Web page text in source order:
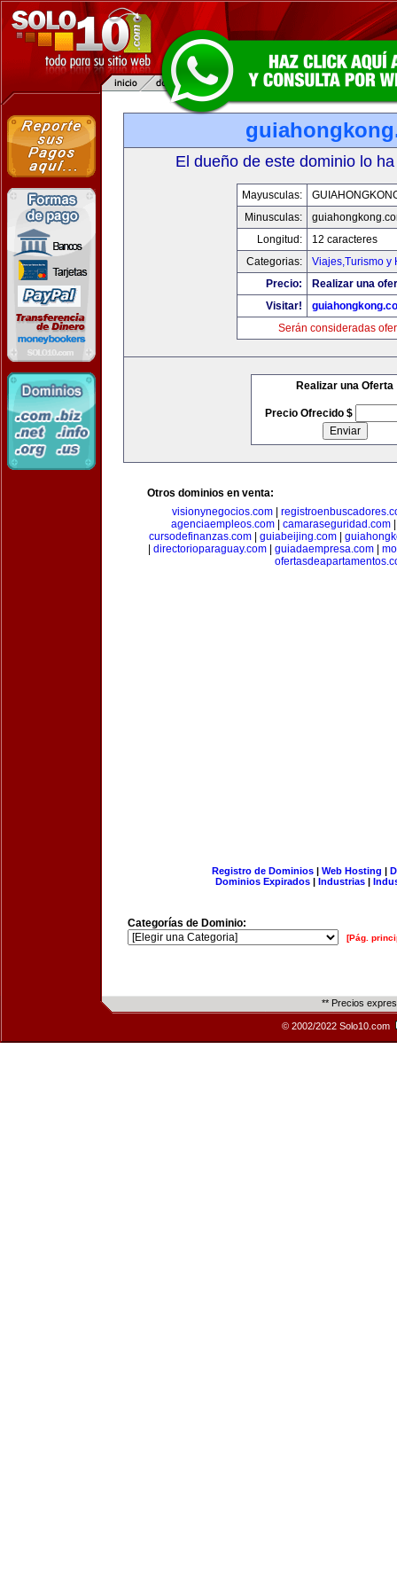
El dueño de este dominio lo
Mayusculas:
Minusculas:
Longitud:
12 caracteres
Categorias:
Viajes,Turismo y
Precio:
Realizar una
Visitar!
Serán consideradas
Realizar una Oferta
Precio Ofrecido $
Otros dominios en venta:
visionynegocios.com|
agenciaempleos.com| camaraseguridad.com
cursodefinanzas.com| guiabeijing.com|
directorioparaguay.com| guiadaempresa.com|
Registro de Dominios| Web Hosting |
Dominios Expirados | Industrias |
Categorías de Dominio:
[Pág.
** Precios
© 2002/2022 Solo10.com